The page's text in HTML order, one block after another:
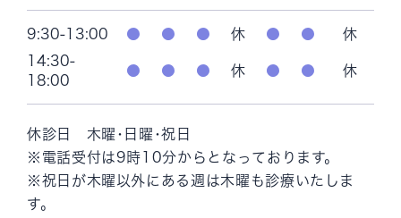
9:30-13:00 ● ● ● 休 ● ●
休
14:30-
18:00
● ● ● 休 ● ● 休
休診日 木曜･日曜･祝日
※電話受付は9時10分からとなっております。
※祝日が木曜以外にある週は木曜も診療いたしま
す。